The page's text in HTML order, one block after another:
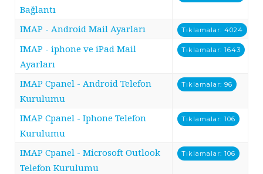
Bağlantı
IMAP - Android Mail Ayarları Tıklamalar: 4024
IMAP - iphone ve iPad Mail
Ayarları
Tıklamalar: 1643
IMAP Cpanel - Android Telefon
Kurulumu
Tıklamalar: 96
IMAP Cpanel - Iphone Telefon
Kurulumu
Tıklamalar: 106
IMAP Cpanel - Microsoft Outlook
Telefon Kurulumu
Tıklamalar: 106